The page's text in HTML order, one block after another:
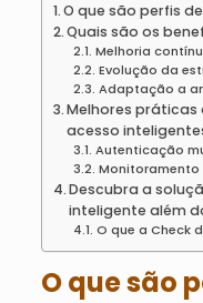
O que são perfis
Quais são os
Melhoria
Evolução da
Adaptação a
Melhores práticas
acesso
Autenticação
Descubra a
inteligente além
O que a Check
O que são